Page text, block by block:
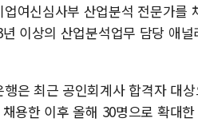
여신심사부 산업분석 전문가를
이상의 산업분석업무 담당 애
행은 최근 공인회계사 합격자 대
용한 이후 올해 30명으로 확대